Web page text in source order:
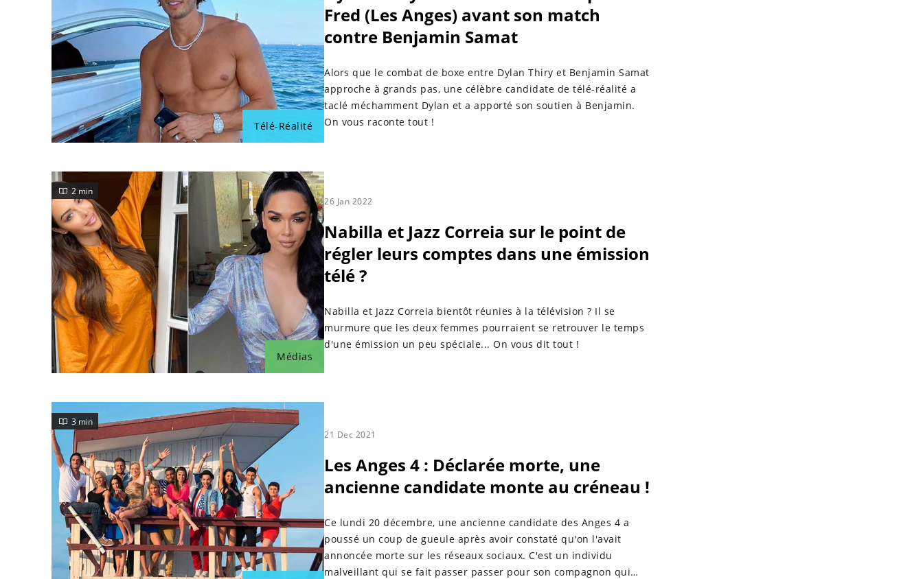
Télé-Réalité
Fred (Les Anges) avant son match
contre Benjamin Samat
Alors que le combat de boxe entre Dylan Thiry et Benjamin Samat
approche à grands pas, une célèbre candidate de télé-réalité a
taclé méchamment Dylan et a apporté son soutien à Benjamin.
On vous raconte tout !
Médias
2 min
26 Jan 2022
Nabilla et Jazz Correia sur le point de
régler leurs comptes dans une émission
télé ?
Nabilla et Jazz Correia bientôt réunies à la télévision ? Il se
murmure que les deux femmes pourraient se retrouver le temps
d'une émission un peu spéciale... On vous dit tout !
3 min
21 Dec 2021
Les Anges 4 : Déclarée morte, une
ancienne candidate monte au créneau !
Ce lundi 20 décembre, une ancienne candidate des Anges 4 a
poussé un coup de gueule après avoir constaté qu'on l'avait
annoncée morte sur les réseaux sociaux. C'est un individu
malveillant qui se fait passer passer pour son compagnon qui